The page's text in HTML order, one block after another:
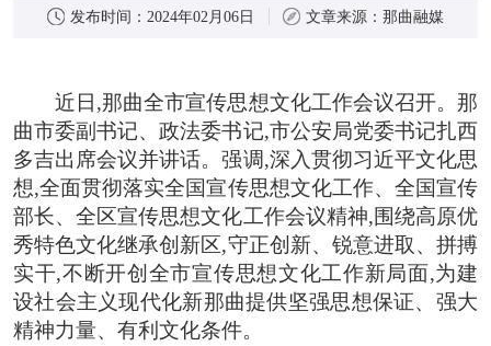
发布时间： 2024年02月06日 文章来源： 那曲融媒
近日,那曲全市宣传思想文化工作会议召开。那
曲市委副书记、政法委书记,市公安局党委书记扎西
多吉出席会议并讲话。强调,深入贯彻习近平文化思
想,全面贯彻落实全国宣传思想文化工作、全国宣传
部长、全区宣传思想文化工作会议精神,围绕高原优
秀特色文化继承创新区,守正创新、锐意进取、拼搏
实干,不断开创全市宣传思想文化工作新局面,为建
设社会主义现代化新那曲提供坚强思想保证、强大
精神力量、有利文化条件。